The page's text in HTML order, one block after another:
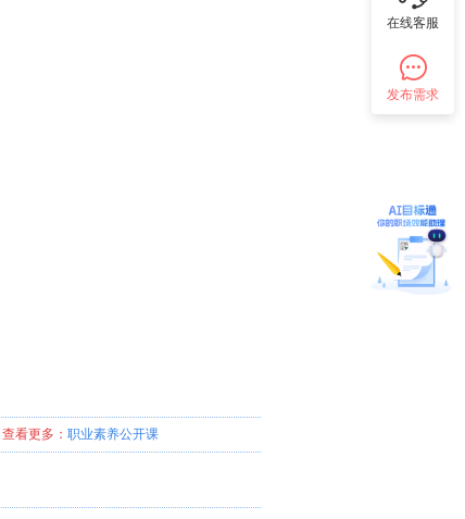
查看更多： 职业素养公开课
在线客服
发布需求